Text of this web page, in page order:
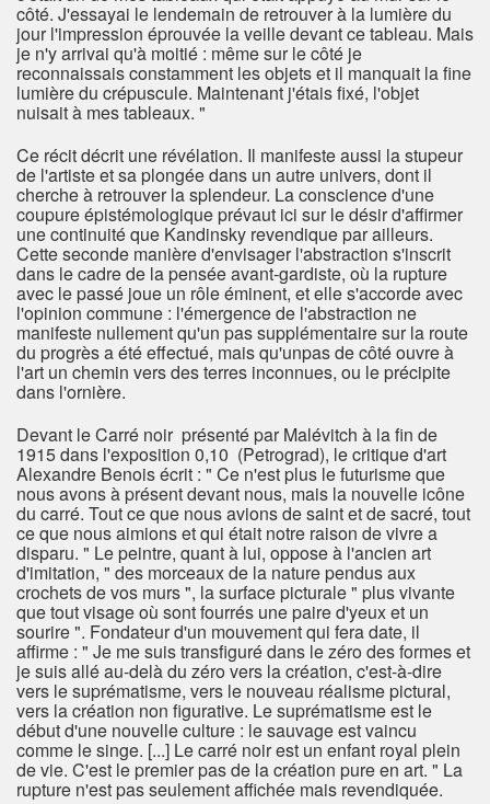
côté. J'essayai le lendemain de retrouver à la lumière du
jour l'impression éprouvée la veille devant ce tableau. Mais
je n'y arrivai qu'à moitié : même sur le côté je
reconnaissais constamment les objets et il manquait la fine
lumière du crépuscule. Maintenant j'étais fixé, l'objet
nuisait à mes tableaux. "
Ce récit décrit une révélation. Il manifeste aussi la stupeur
de l'artiste et sa plongée dans un autre univers, dont il
cherche à retrouver la splendeur. La conscience d'une
coupure épistémologique prévaut ici sur le désir d'affirmer
une continuité que Kandinsky revendique par ailleurs.
Cette seconde manière d'envisager l'abstraction s'inscrit
dans le cadre de la pensée avant-gardiste, où la rupture
avec le passé joue un rôle éminent, et elle s'accorde avec
l'opinion commune : l'émergence de l'abstraction ne
manifeste nullement qu'un pas supplémentaire sur la route
du progrès a été effectué, mais qu'unpas de côté ouvre à
l'art un chemin vers des terres inconnues, ou le précipite
dans l'ornière.
Devant le Carré noir présenté par Malévitch à la fin de
1915 dans l'exposition 0,10 (Petrograd), le critique d'art
Alexandre Benois écrit : " Ce n'est plus le futurisme que
nous avons à présent devant nous, mais la nouvelle icône
du carré. Tout ce que nous avions de saint et de sacré, tout
ce que nous aimions et qui était notre raison de vivre a
disparu. " Le peintre, quant à lui, oppose à l'ancien art
d'imitation, " des morceaux de la nature pendus aux
crochets de vos murs ", la surface picturale " plus vivante
que tout visage où sont fourrés une paire d'yeux et un
sourire ". Fondateur d'un mouvement qui fera date, il
affirme : " Je me suis transfiguré dans le zéro des formes et
je suis allé au-delà du zéro vers la création, c'est-à-dire
vers le suprématisme, vers le nouveau réalisme pictural,
vers la création non figurative. Le suprématisme est le
début d'une nouvelle culture : le sauvage est vaincu
comme le singe. [...] Le carré noir est un enfant royal plein
de vie. C'est le premier pas de la création pure en art. " La
rupture n'est pas seulement affichée mais revendiquée.